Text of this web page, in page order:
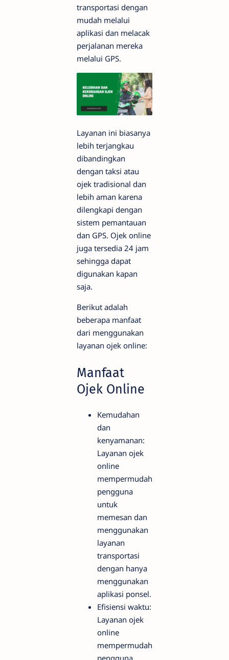
transportasi dengan
mudah melalui
aplikasi dan melacak
perjalanan mereka
melalui GPS.
Layanan ini biasanya
lebih terjangkau
dibandingkan
dengan taksi atau
ojek tradisional dan
lebih aman karena
dilengkapi dengan
sistem pemantauan
dan GPS. Ojek online
juga tersedia 24 jam
sehingga dapat
digunakan kapan
saja.
Berikut adalah
beberapa manfaat
dari menggunakan
layanan ojek online:
Manfaat
Ojek Online
Kemudahan
dan
kenyamanan:
Layanan ojek
online
mempermudah
pengguna
untuk
memesan dan
menggunakan
layanan
transportasi
dengan hanya
menggunakan
aplikasi ponsel.
Efisiensi waktu:
Layanan ojek
online
mempermudah